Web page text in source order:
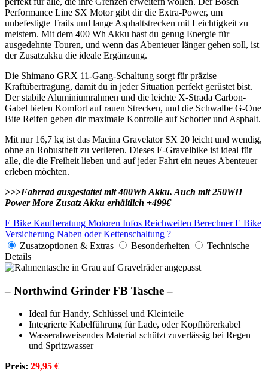
Performance Line SX Motor gibt dir die Extra-Power, um
unbefestigte Trails und lange Asphaltstrecken mit Leichtigkeit zu
meistern. Mit dem 400 Wh Akku hast du genug Energie für
ausgedehnte Touren, und wenn das Abenteuer länger gehen soll, ist
der Zusatzakku die ideale Ergänzung.
Die Shimano GRX 11-Gang-Schaltung sorgt für präzise
Kraftübertragung, damit du in jeder Situation perfekt gerüstet bist.
Der stabile Aluminiumrahmen und die leichte X-Strada Carbon-
Gabel bieten Komfort auf rauen Strecken, und die Schwalbe G-One
Bite Reifen geben dir maximale Kontrolle auf Schotter und Asphalt.
Mit nur 16,7 kg ist das Macina Gravelator SX 20 leicht und wendig,
ohne an Robustheit zu verlieren. Dieses E-Gravelbike ist ideal für
alle, die die Freiheit lieben und auf jeder Fahrt ein neues Abenteuer
erleben möchten.
>>>Fahrrad ausgestattet mit 400Wh Akku. Auch mit 250WH
Power More Zusatz Akku erhältlich +499€
E Bike Kaufberatung Motoren Infos Reichweiten BerechnerE Bike
Versicherung Naben oder Kettenschaltung ?
Zusatzoptionen & Extras
Besonderheiten
Technische
Details
– Northwind Grinder FB Tasche –
Ideal für Handy, Schlüssel und Kleinteile
Integrierte Kabelführung für Lade, oder Kopfhörerkabel
Wasserabweisendes Material schützt zuverlässig bei Regen
und Spritzwasser
Preis: 29,95 €